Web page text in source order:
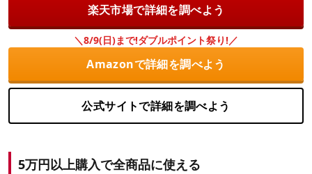
楽天市場で詳細を調べよう
＼8/9(日)まで!ダブルポイント祭り!／
Amazonで詳細を調べよう
公式サイトで詳細を調べよう
5万円以上購入で全商品に使える